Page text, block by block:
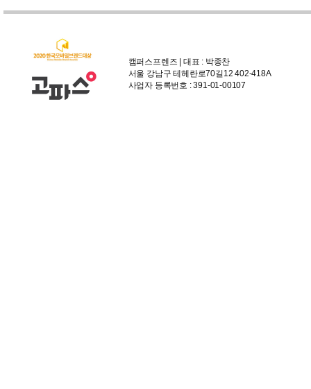
캠퍼스프렌즈 | 대표 : 박종찬
서울 강남구 테헤란로70길12 402-418A
사업자 등록번호 : 391-01-00107